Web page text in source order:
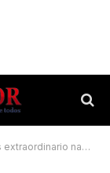
navideño